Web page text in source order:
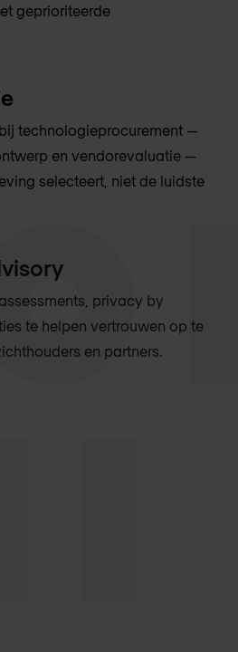
geprioriteerde
technologieprocurement —
en vendorevaluatie —
selecteert, niet de luidste
privacy by
te helpen vertrouwen op te
en partners.